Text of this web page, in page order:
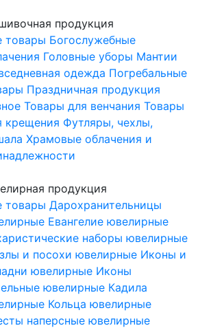
продукция
товары Богослужебные
Головные уборы Мантии
одежда Погребальные
Праздничная продукция
Товары для венчания Товары
крещения Футляры, чехлы,
Храмовые облачения и
продукция
товары Дарохранительницы
Евангелие ювелирные
наборы ювелирные
и посохи ювелирные Иконы и
ювелирные Иконы
ювелирные Кадила
Кольца ювелирные
наперсные ювелирные